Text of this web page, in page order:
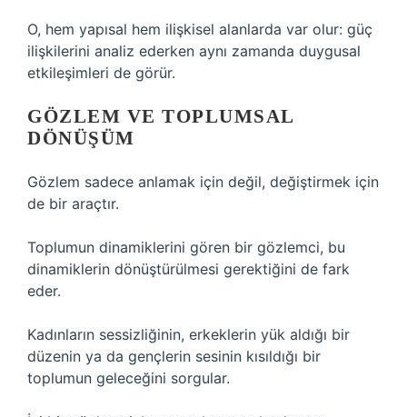
O, hem yapısal hem ilişkisel alanlarda var olur: güç
ilişkilerini analiz ederken aynı zamanda duygusal
etkileşimleri de görür.
GÖZLEM VE TOPLUMSAL
DÖNÜŞÜM
Gözlem sadece anlamak için değil, değiştirmek için
de bir araçtır.
Toplumun dinamiklerini gören bir gözlemci, bu
dinamiklerin dönüştürülmesi gerektiğini de fark
eder.
Kadınların sessizliğinin, erkeklerin yük aldığı bir
düzenin ya da gençlerin sesinin kısıldığı bir
toplumun geleceğini sorgular.